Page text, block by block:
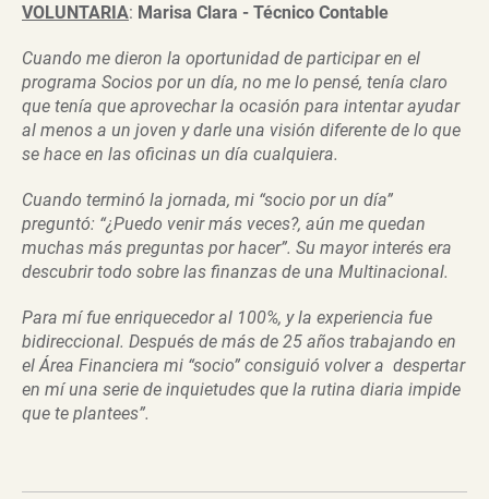
VOLUNTARIA: Marisa Clara - Técnico Contable
Cuando me dieron la oportunidad de participar en el
programa Socios por un día, no me lo pensé, tenía claro
que tenía que aprovechar la ocasión para intentar ayudar
al menos a un joven y darle una visión diferente de lo que
se hace en las oficinas un día cualquiera.
Cuando terminó la jornada, mi “socio por un día”
preguntó: “¿Puedo venir más veces?, aún me quedan
muchas más preguntas por hacer”. Su mayor interés era
descubrir todo sobre las finanzas de una Multinacional.
Para mí fue enriquecedor al 100%, y la experiencia fue
bidireccional. Después de más de 25 años trabajando en
el Área Financiera mi “socio” consiguió volver a despertar
en mí una serie de inquietudes que la rutina diaria impide
que te plantees”.